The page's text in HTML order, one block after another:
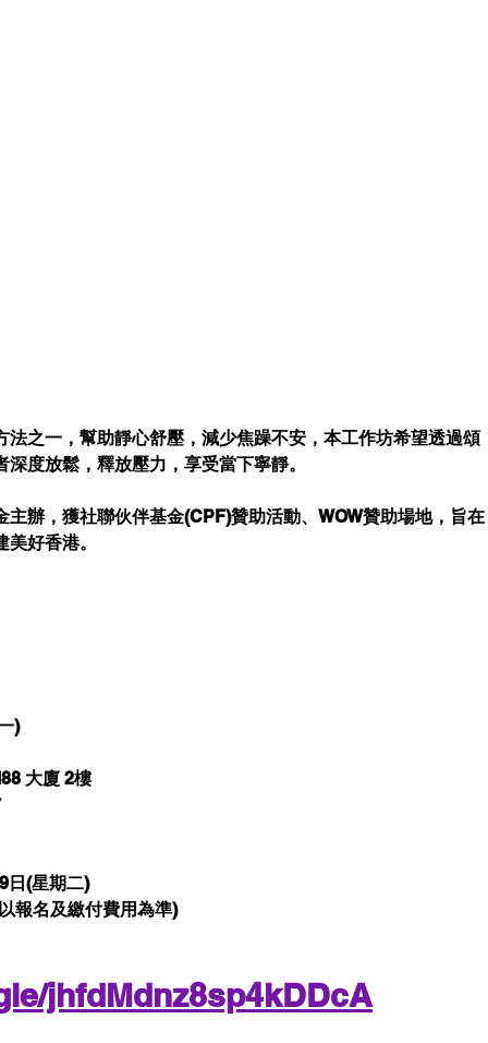
法之一，幫助靜心舒壓，減少焦躁不安，本工作坊希望透過頌
度放鬆，釋放壓力，享受當下寧靜。
主辦，獲社聯伙伴基金(CPF)贊助活動、WOW贊助場地，旨在
好香港。
)
大廈 2樓
日(星期二)
報名及繳付費用為準)
jhfdMdnz8sp4kDDcA